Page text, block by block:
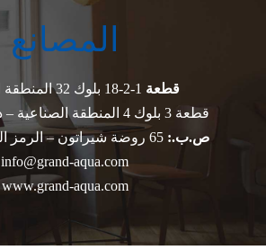
المصانع
قطعة
قطعة 3 بلوك 4 المنطقة الصناعية – دمياط الجديدة
ص.ب.: 65 روضة شيراتون – الرمز البريدي: 11799
info@grand-aqua.com
www.grand-aqua.com